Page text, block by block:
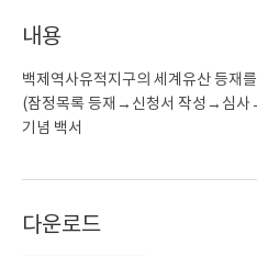
내용
백제역사유적지구의 세계유산 등재
(잠정목록 등재→신청서 작성→심
기념 백서
다운로드